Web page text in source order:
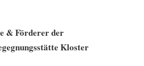
& Förderer der
Kloster